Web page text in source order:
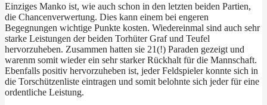
Einziges Manko ist, wie auch schon in den letzten beiden Partien,
die Chancenverwertung. Dies kann einem bei engeren
Begegnungen wichtige Punkte kosten. Wiedereinmal sind auch sehr
starke Leistungen der beiden Torhüter Graf und Teufel
hervorzuheben. Zusammen hatten sie 21(!) Paraden gezeigt und
warenm somit wieder ein sehr starker Rückhalt für die Mannschaft.
Ebenfalls positiv hervorzuheben ist, jeder Feldspieler konnte sich in
die Torschützenliste eintragen und somit belohnte sich jeder für eine
ordentliche Leistung.